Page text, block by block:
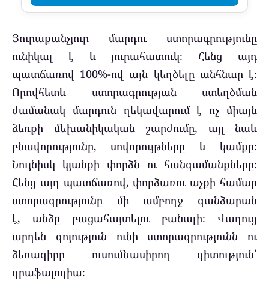
Յուրաքանչյուր մարդու ստորագրությունը
ունիկալ է և յուրահատուկ։ Հենց այդ
պատճառով 100%-ով այն կեղծելը անհնար է։
Որովհետև ստորագրության ստեղծման
ժամանակ մարդուն ղեկավարում է ոչ միայն
ձեռքի մեխանիկական շարժումը, այլ նաև
բնավորությունը, սովորույթները և կամքը։
Նույնիսկ կյանքի փորձն ու հանգամանքները։
Հենց այդ պատճառով, փորձառու աչքի համար
ստորագրությունը մի ամբողջ գանձարան
է, անձը բացահայտելու բանալի։ Վաղուց
արդեն գոյություն ունի ստորագրությունն ու
ձեռագիրը ուսումնասիրող գիտություն՝
գրաֆալոգիա։